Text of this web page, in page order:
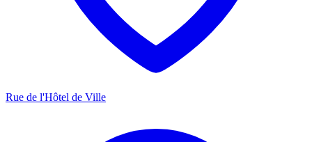
Rue de l'Hôtel de Ville